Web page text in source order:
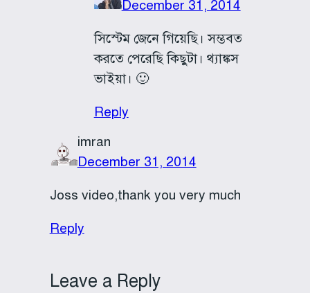
December 31, 2014
সিস্টেম জেনে গিয়েছি। সম্ভবত
করতে পেরেছি কিছুটা। থ্যাঙ্কস
ভাইয়া। 🙂
Reply
imran
December 31, 2014
Joss video,thank you very much
Reply
Leave a Reply